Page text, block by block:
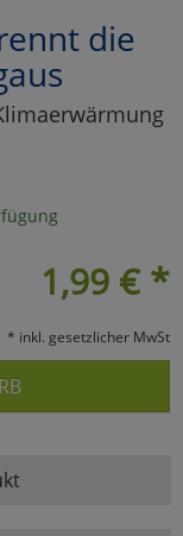
die
1,99 € *
* inkl. gesetzlicher MwSt